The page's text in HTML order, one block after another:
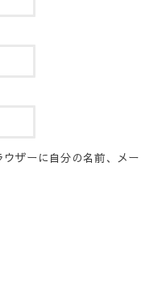
ザーに自分の名前、メー